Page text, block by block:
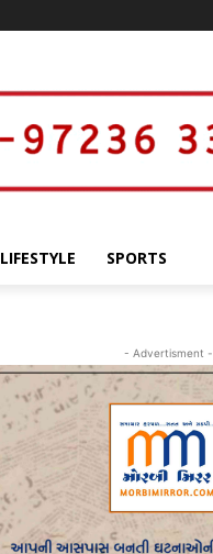
LIFESTYLE SPORTS
- Advertisment -